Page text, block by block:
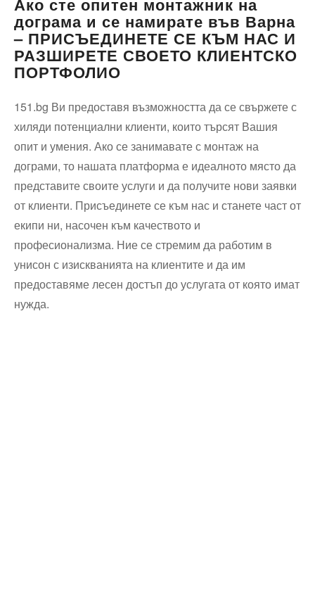
дограма и се намирате във Варна
– ПРИСЪЕДИНЕТЕ СЕ КЪМ НАС И
РАЗШИРЕТЕ СВОЕТО КЛИЕНТСКО
ПОРТФОЛИО
151.bg Ви предоставя възможността да се свържете с
хиляди потенциални клиенти, които търсят Вашия
опит и умения. Ако се занимавате с монтаж на
дограми, то нашата платформа е идеалното място да
представите своите услуги и да получите нови заявки
от клиенти. Присъединете се към нас и станете част от
екипи ни, насочен към качеството и
професионализма. Ние се стремим да работим в
унисон с изискванията на клиентите и да им
предоставяме лесен достъп до услугата от която имат
нужда.